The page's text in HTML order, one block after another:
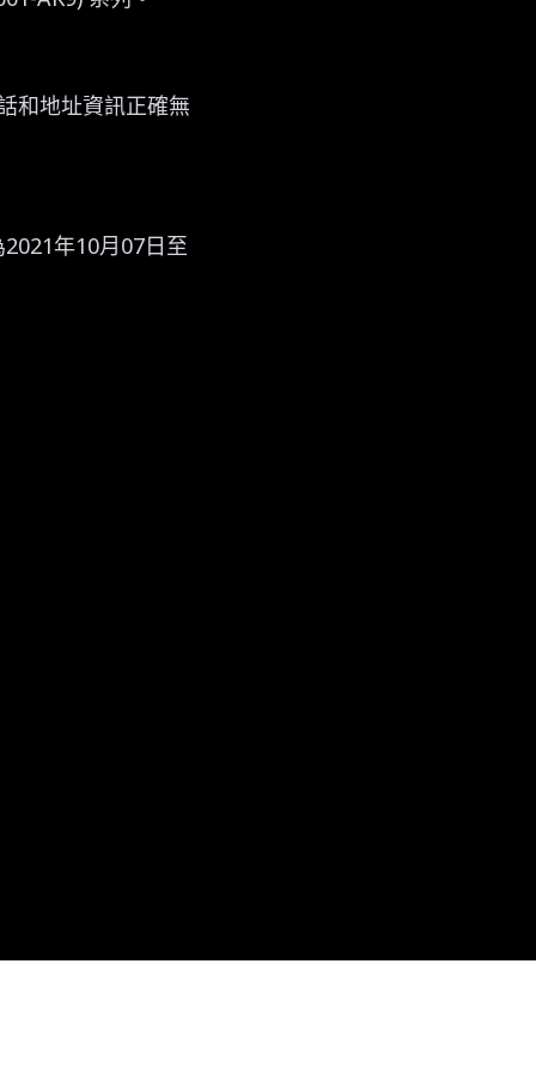
和地址資訊正確無
年10月07日至